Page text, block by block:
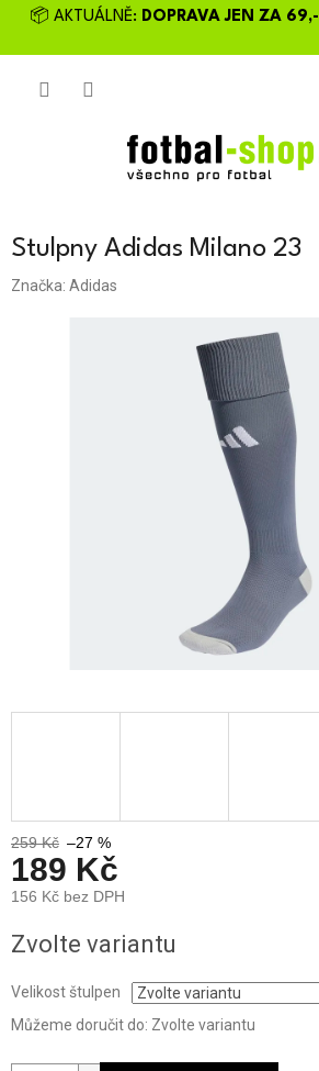
Přejít📦 AKTUÁLNĚ: DOPRAVA JEN ZA 69,-
Stulpny Adidas Milano 23
Značka: Adidas
259 Kč –27 %
189 Kč
156 Kč bez DPH
cena:
Zvolte variantu
Velikost štulpen
Můžeme doručit do: Zvolte variantu